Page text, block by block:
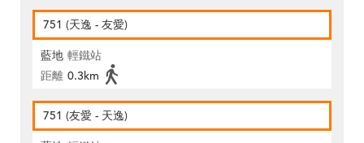
751 (天逸 - 友愛)
藍地 輕鐵站
距離 0.3km
751 (友愛 - 天逸)